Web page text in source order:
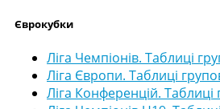
Єврокубки
Ліга Чемпіонів. Таблиці
Ліга Європи. Таблиці
Ліга Конференцій.